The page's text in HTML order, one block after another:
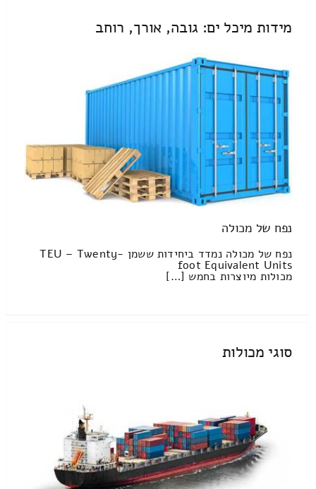
מידות מיכל ים: גובה, אורך, רוחב
נפח של מכולה
נפח של מכולה נמדד ביחידות ששמן TEU – Twenty-
foot Equivalent Units
מכולות מיוצרות בחמש […]
סוגי מכולות